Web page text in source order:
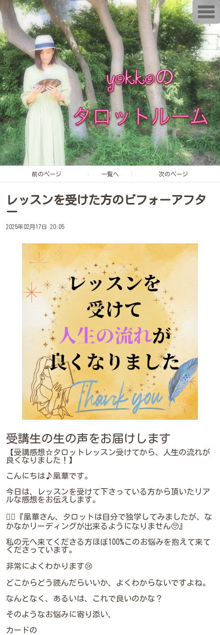
前のページ 一覧へ 次のページ
レッスンを受けた方のビフォーアフタ
ー
2025年02月17日 20:05
受講生の生の声をお届けします
【受講感想☆タロットレッスン受けてから、人生の流れが
良くなりました！】
こんにちは♪凰華です。
今日は、レッスンを受けて下さっている方から頂いたリア
ルな感想をお伝えします。
🙋‍♀️『凰華さん、タロットは自分で独学してみましたが、な
かなかリーディングが出来るようになりません🥺』
私の元へ来てくださる方ほぼ100%このお悩みを抱えて来て
くださっています。
非常によくわかります😢
どこからどう読んだらいいか、よくわからないですよね。
なんとなく、あるいは、これで良いのかな？
そのようなお悩みに寄り添い、
カードの
T
o
g
g
l
e
n
a
v
i
g
a
t
i
o
n